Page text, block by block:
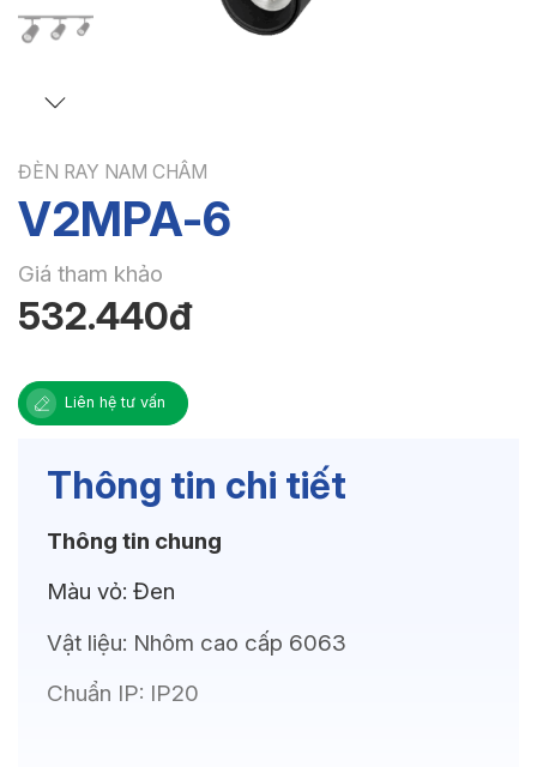
ĐÈN RAY NAM CHÂM
V2MPA-6
Giá tham khảo
532.440đ
Liên hệ tư vấn
Thông tin chi tiết
Thông tin chung
Màu vỏ: Đen
Vật liệu: Nhôm cao cấp 6063
Chuẩn IP: IP20